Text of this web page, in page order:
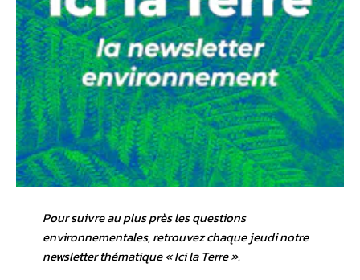
Pour suivre au plus près les questions
environnementales, retrouvez chaque jeudi notre
newsletter thématique « Ici la Terre ».